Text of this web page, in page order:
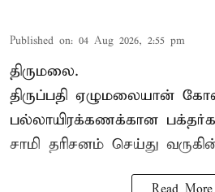
Published on: 04 Aug 2026, 2:55 pm
திருமலை.
திருப்பதி ஏழுமலையான்
பல்லாயிரக்கணக்கான
சாமி தரிசனம் செய்து